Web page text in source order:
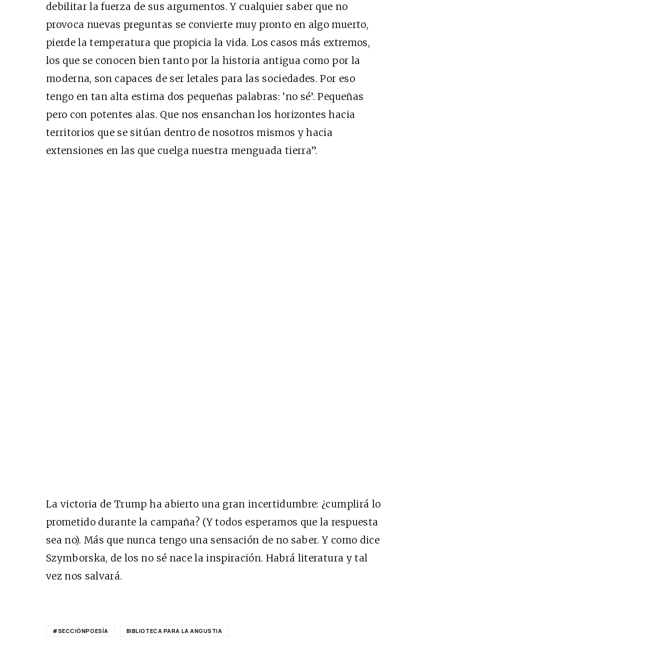
debilitar la fuerza de sus argumentos. Y cualquier saber que no
provoca nuevas preguntas se convierte muy pronto en algo muerto,
pierde la temperatura que propicia la vida. Los casos más extremos,
los que se conocen bien tanto por la historia antigua como por la
moderna, son capaces de ser letales para las sociedades. Por eso
tengo en tan alta estima dos pequeñas palabras: ‘no sé’. Pequeñas
pero con potentes alas. Que nos ensanchan los horizontes hacia
territorios que se sitúan dentro de nosotros mismos y hacia
extensiones en las que cuelga nuestra menguada tierra”.
La victoria de Trump ha abierto una gran incertidumbre: ¿cumplirá lo
prometido durante la campaña? (Y todos esperamos que la respuesta
sea no). Más que nunca tengo una sensación de no saber. Y como dice
Szymborska, de los no sé nace la inspiración. Habrá literatura y tal
vez nos salvará.
#SECCIÓNPOESÍA BIBLIOTECA PARA LA ANGUSTIA